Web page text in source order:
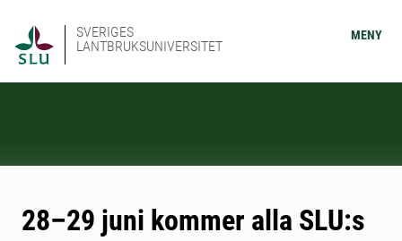
SVERIGES
LANTBRUKSUNIVERSITET
MENY
28–29 juni kommer alla SLU:s